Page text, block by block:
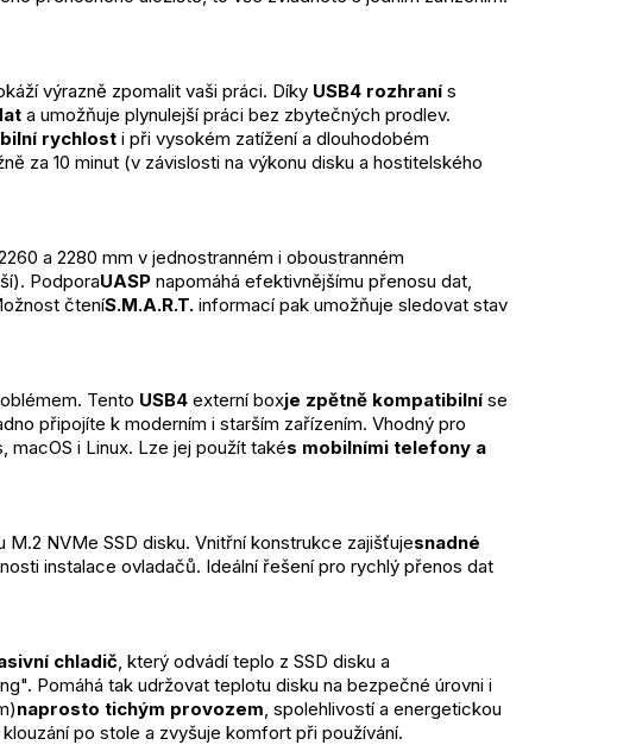
výrazně zpomalit vaši práci. Díky USB4 rozhraní s
a umožňuje plynulejší práci bez zbytečných prodlev.
rychlost i při vysokém zatížení a dlouhodobém
za 10 minut (v závislosti na výkonu disku a hostitelského
a 2280 mm v jednostranném i oboustranném
PodporaUASP napomáhá efektivnějšímu přenosu dat,
čteníS.M.A.R.T. informací pak umožňuje sledovat stav
Tento USB4 externí boxje zpětně kompatibilní se
připojíte k moderním i starším zařízením. Vhodný pro
i Linux. Lze jej použít takés mobilními telefony a
M.2 NVMe SSD disku. Vnitřní konstrukce zajišťujesnadné
instalace ovladačů. Ideální řešení pro rychlý přenos dat
chladič , který odvádí teplo z SSD disku a
Pomáhá tak udržovat teplotu disku na bezpečné úrovni i
naprosto tichým provozem , spolehlivostí a energetickou
po stole a zvyšuje komfort při používání.